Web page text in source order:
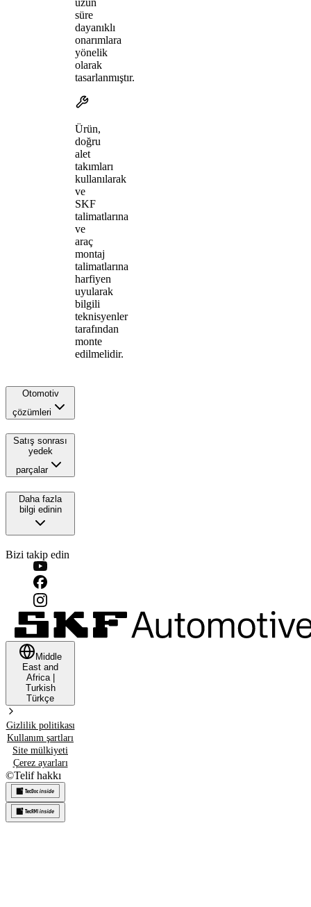
süre
dayanıklı
onarımlara
yönelik
olarak
tasarlanmıştır.
Ürün,
doğru
alet
takımları
kullanılarak
ve
SKF
talimatlarına
ve
araç
montaj
talimatlarına
harfiyen
uyularak
bilgili
teknisyenler
tarafından
monte
edilmelidir.
Otomotiv
çözümleri
Satış sonrası
yedek
parçalar
Daha fazla
bilgi edinin
Bizi takip edin
Middle
East and
Africa|
Turkish
Türkçe
Gizlilik politikası
Kullanım şartları
Site mülkiyeti
Çerez ayarları
©Telif hakkı